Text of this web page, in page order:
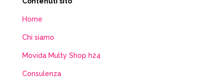
Home
Chi siamo
Movida Multy Shop h24
Consulenza